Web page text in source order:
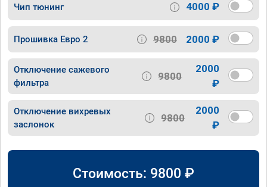
Чип тюнинг 4000 ₽
Прошивка Евро 2 9800 2000 ₽
Отключение сажевого
фильтра
9800
2000
₽
Отключение вихревых
заслонок
9800
2000
₽
Стоимость: 9800 ₽